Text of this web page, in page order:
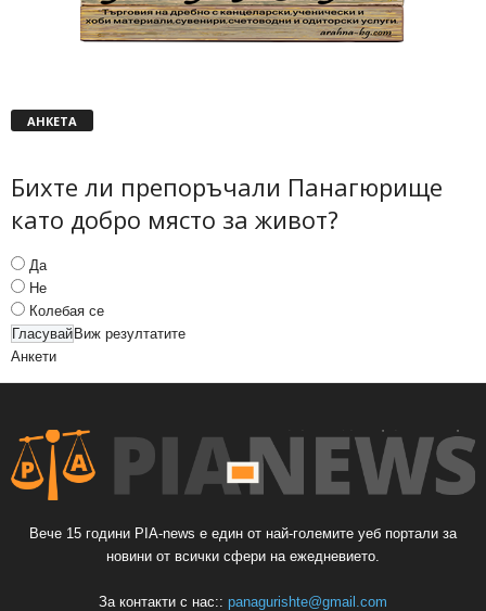
АНКЕТА
Бихте ли препоръчали Панагюрище
като добро място за живот?
Да
Не
Колебая се
Виж резултатите
Анкети
Вече 15 години PIA-news е един от най-големите уеб портали за
новини от всички сфери на ежедневието.
За контакти с нас:: panagurishte@gmail.com